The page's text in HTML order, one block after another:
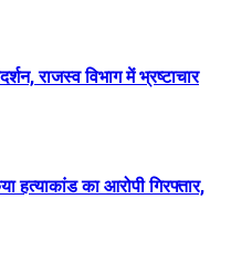
राजस्व विभाग में भ्रष्टाचार
का आरोपी गिरफ्तार,